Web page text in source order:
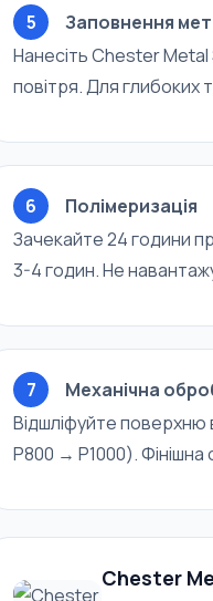
5
Заповнення
Нанесіть Chester
повітря. Для
6
Полімеризація
Зачекайте 24 години
3-4 годин. Не
7
Механічна
Відшліфуйте
P800 → P1000).
Chester